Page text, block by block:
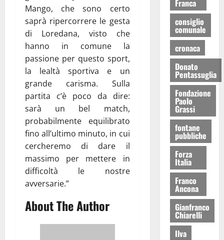
Mango, che sono certo
saprà ripercorrere le gesta
di Loredana, visto che
hanno in comune la
passione per questo sport,
la lealtà sportiva e un
grande carisma. Sulla
partita c’è poco da dire:
sarà un bel match,
probabilmente equilibrato
fino all’ultimo minuto, in cui
cercheremo di dare il
massimo per mettere in
difficoltà le nostre
avversarie.”
About The Author
Franca
consiglio
comunale
cronaca
Donato
Pentassuglia
Fondazione
Paolo
Grassi
fontane
pubbliche
Forza
Italia
Franco
Ancona
Gianfranco
Chiarelli
Ilva